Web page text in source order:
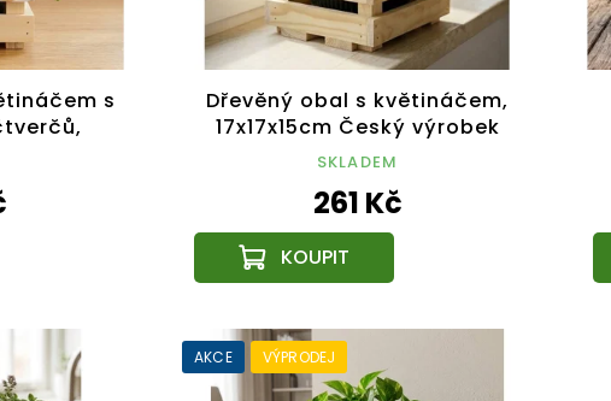
s
výrobek
Dřevěný obal s květináčem,
17x17x15cm Český výrobek
SKLADEM
261 Kč
AKCE VÝPRODEJ